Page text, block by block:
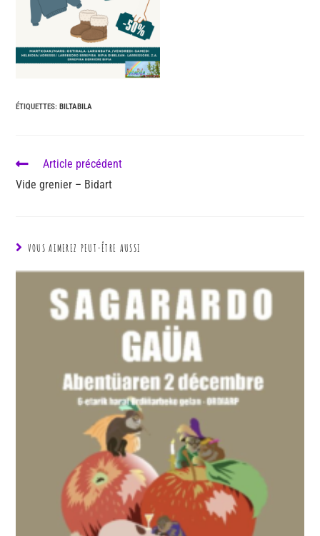
ÉTIQUETTES:BILTABILA
Article précédent
Vide grenier – Bidart
VOUS AIMEREZ PEUT-ÊTRE AUSSI